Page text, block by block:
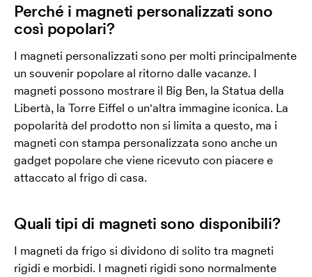
Perché i magneti personalizzati sono
così popolari?
I magneti personalizzati sono per molti principalmente
un souvenir popolare al ritorno dalle vacanze. I
magneti possono mostrare il Big Ben, la Statua della
Libertà, la Torre Eiffel o un'altra immagine iconica. La
popolarità del prodotto non si limita a questo, ma i
magneti con stampa personalizzata sono anche un
gadget popolare che viene ricevuto con piacere e
attaccato al frigo di casa.
Quali tipi di magneti sono disponibili?
I magneti da frigo si dividono di solito tra magneti
rigidi e morbidi. I magneti rigidi sono normalmente